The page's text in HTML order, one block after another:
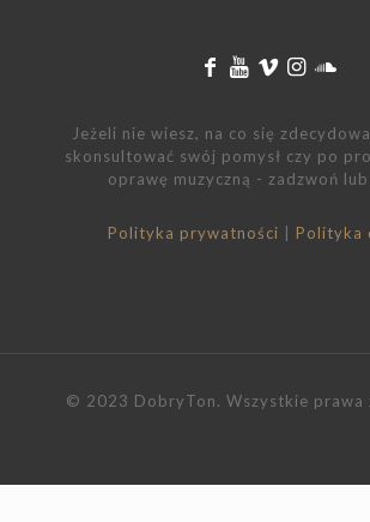
Jeżeli nie wiesz, na co się
skonsultować swój pomysł czy po
oprawę muzyczną - zadzwoń
Polityka prywatności Polityka
© 2023 DobryTon. Wszystkie prawa